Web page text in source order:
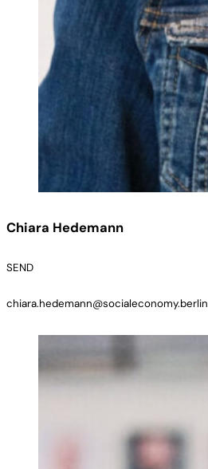
Chiara Hedemann
SEND
chiara.hedemann@socialeconomy.berlin